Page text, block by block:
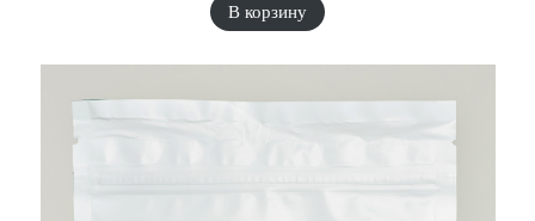
В корзину